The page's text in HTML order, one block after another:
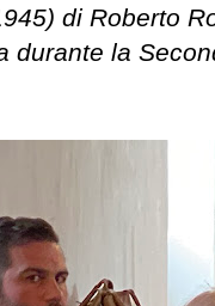
di Roberto
durante la